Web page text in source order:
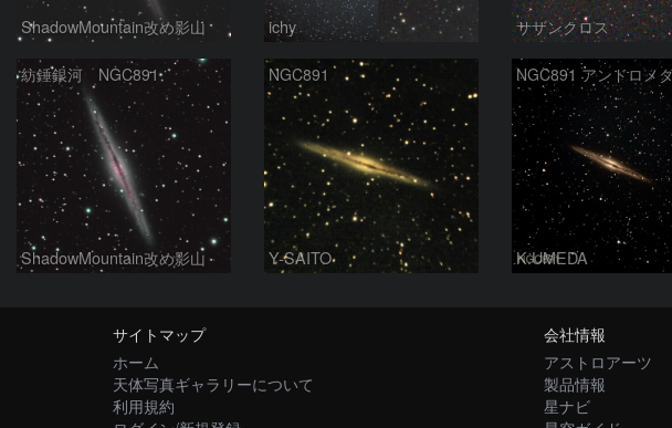
ShadowMountain改め影山 ichy サザンクロス
紡錘銀河 NGC891
ShadowMountain改め影山
NGC891
Y-SAITO
NGC891 アンドロメ
K.UMEDA
サイトマップ
ホーム
天体写真ギャラリーについて
利用規約
会社情報
アストロアーツ
製品情報
星ナビ